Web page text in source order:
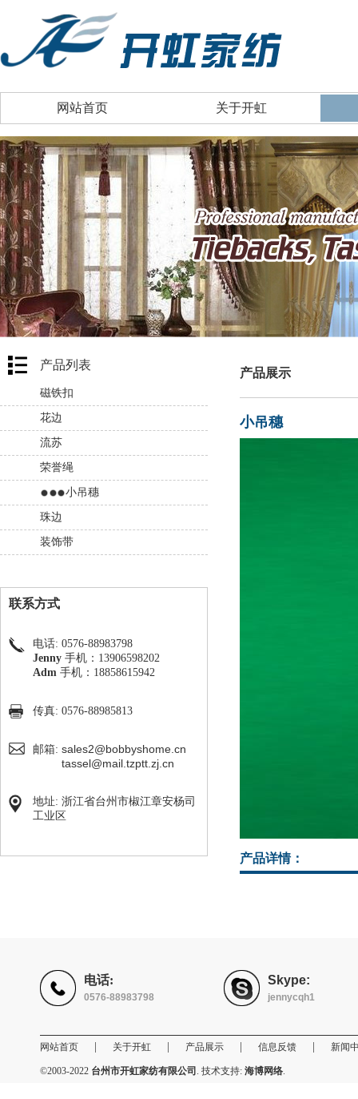
网站首页 关于开虹
产品列表
磁铁扣
花边
流苏
荣誉绳
小吊穗
珠边
装饰带
联系方式
电话: 0576-88983798
Jenny 手机：13906598202
Adm 手机：18858615942
传真: 0576-88985813
邮箱: sales2@bobbyshome.cn
tassel@mail.tzptt.zj.cn
地址: 浙江省台州市椒江章安杨司
工业区
产品展示
小吊穗
产品详情：
电话:
0576-88983798
Skype:
jennycqh1
网站首页 关于开虹 产品展示 信息反馈 新闻
©2003-2022 台州市开虹家纺有限公司 . 技术支持: 海博网络.